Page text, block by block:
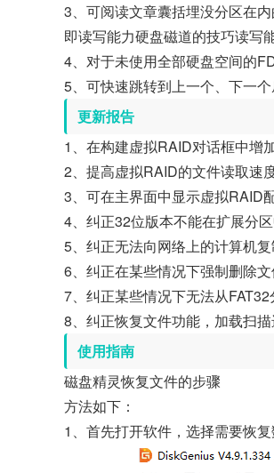
3、可阅读文章囊括埋没分区在
即读写能力硬盘磁道的技巧读写
4、对于未使用全部硬盘空间的
5、可快速跳转到上一个、下一
更新报告
1、在构建虚拟RAID对话框中增
2、提高虚拟RAID的文件读取速度
3、可在主界面中显示虚拟RAID
4、纠正32位版本不能在扩展分
5、纠正无法向网络上的计算机复
6、纠正在某些情况下强制删除文
7、纠正某些情况下无法从
8、纠正恢复文件功能，加载扫
使用指南
磁盘精灵恢复文件的步骤
方法如下：
1、首先打开软件，选择需要恢